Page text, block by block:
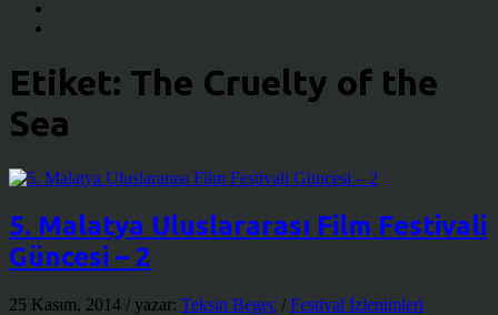
Etiket: The Cruelty of the
Sea
5. Malatya Uluslararası Film Festivali
Güncesi – 2
25 Kasım, 2014 / yazar: Teksin Begeç / Festival İzlenimleri